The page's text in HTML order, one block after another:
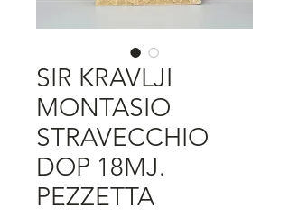
SIR KRAVLJI
MONTASIO
STRAVECCHIO
DOP 18MJ.
PEZZETTA